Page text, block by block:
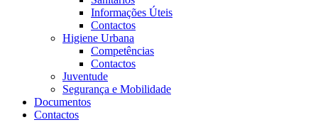
Informações Úteis
Contactos
Higiene Urbana
Competências
Contactos
Juventude
Segurança e Mobilidade
Documentos
Contactos